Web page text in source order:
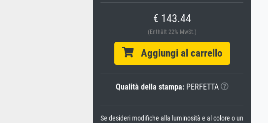
€ 143.44
(Enthält 22% MwSt.)
Aggiungi al carrello
Qualità della stampa:PERFETTA
Se desideri modifiche alla luminosità e al colore o un